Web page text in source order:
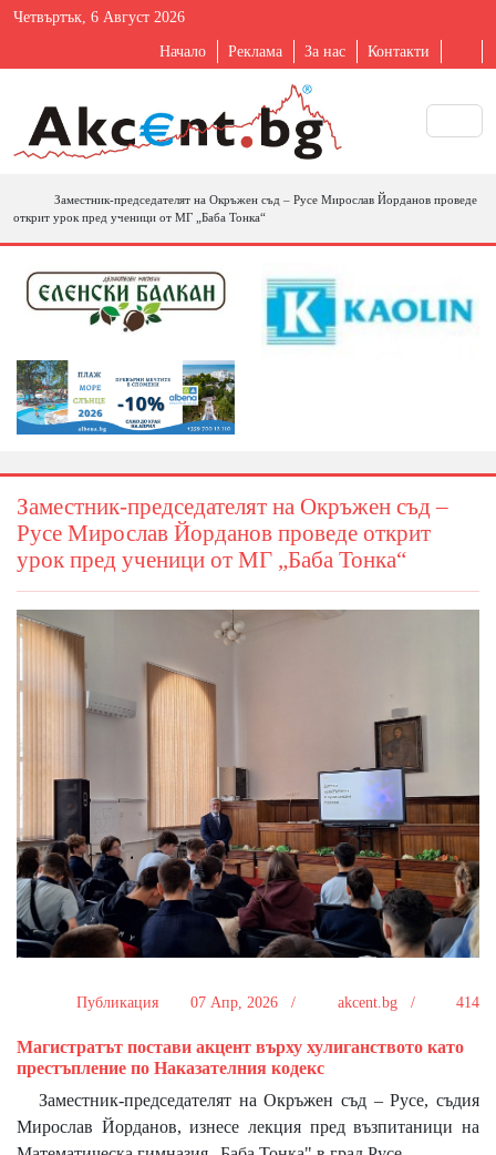
Четвъртък, 6 Август 2026
Начало Реклама За нас Контакти
Заместник-председателят на Окръжен съд – Русе Мирослав Йорданов проведе
открит урок пред ученици от МГ „Баба Тонка“
Заместник-председателят на Окръжен съд –
Русе Мирослав Йорданов проведе открит
урок пред ученици от МГ „Баба Тонка“
Публикация 07 Апр, 2026 / akcent.bg / 414
Магистратът постави акцент върху хулиганството като
престъпление по Наказателния кодекс
Заместник-председателят на Окръжен съд – Русе, съдия
Мирослав Йорданов, изнесе лекция пред възпитаници на